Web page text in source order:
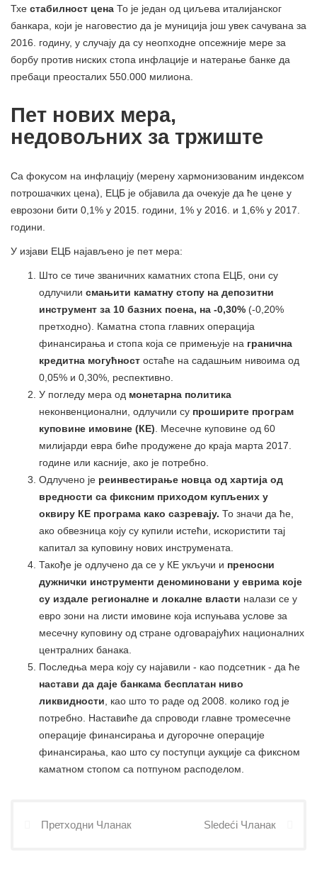
Тхе стабилност цена То је један од циљева италијанског
банкара, који је наговестио да је муниција још увек сачувана за
2016. годину, у случају да су неопходне опсежније мере за
борбу против ниских стопа инфлације и натерање банке да
пребаци преосталих 550.000 милиона.
Пет нових мера,
недовољних за тржиште
Са фокусом на инфлацију (мерену хармонизованим индексом
потрошачких цена), ЕЦБ је објавила да очекује да ће цене у
еврозони бити 0,1% у 2015. години, 1% у 2016. и 1,6% у 2017.
години.
У изјави ЕЦБ најављено је пет мера:
Што се тиче званичних каматних стопа ЕЦБ, они су
одлучили смањити каматну стопу на депозитни
инструмент за 10 базних поена, на -0,30% (-0,20%
претходно). Каматна стопа главних операција
финансирања и стопа која се примењује на гранична
кредитна могућност остаће на садашњим нивоима од
0,05% и 0,30%, респективно.
У погледу мера од монетарна политика
неконвенционални, одлучили су проширите програм
куповине имовине (КЕ) . Месечне куповине од 60
милијарди евра биће продужене до краја марта 2017.
године или касније, ако је потребно.
Одлучено је реинвестирање новца од хартија од
вредности са фиксним приходом купљених у
оквиру КЕ програма како сазревају. То значи да ће,
ако обвезница коју су купили истећи, искористити тај
капитал за куповину нових инструмената.
Такође је одлучено да се у КЕ укључи и преносни
дужнички инструменти деноминовани у еврима које
су издале регионалне и локалне власти налази се у
евро зони на листи имовине која испуњава услове за
месечну куповину од стране одговарајућих националних
централних банака.
Последња мера коју су најавили - као подсетник - да ће
настави да даје банкама бесплатан ниво
ликвидности , као што то раде од 2008. колико год је
потребно. Наставиће да спроводи главне тромесечне
операције финансирања и дугорочне операције
финансирања, као што су поступци аукције са фиксном
каматном стопом са потпуном расподелом.
Претходни Чланак Sledeći Чланак